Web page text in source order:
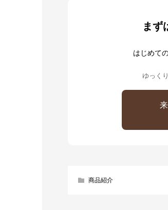
まず
はじめて
ゆっくり
商品紹介